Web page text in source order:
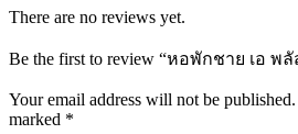
There are no reviews yet.
Be the first to review “หอพักชาย เอ พลั
Your email address will not be published.
marked *